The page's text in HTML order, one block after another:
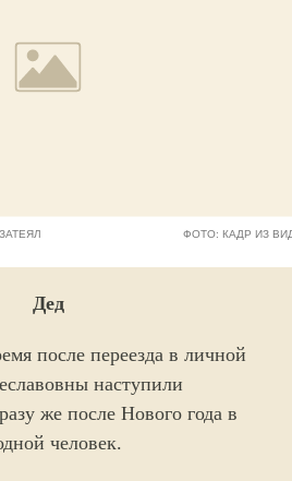
ФОТО: КАДР ИЗ
Дед
после переезда в личной
наступили
же после Нового года в
человек.